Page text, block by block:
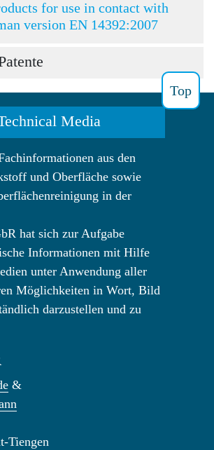
for use in contact with
version EN 14392:2007
Top
Media
aus den
und Oberfläche sowie
in der
hat sich zur Aufgabe
Informationen mit Hilfe
unter Anwendung aller
Möglichkeiten in Wort, Bild
darzustellen und zu
&
Tiengen